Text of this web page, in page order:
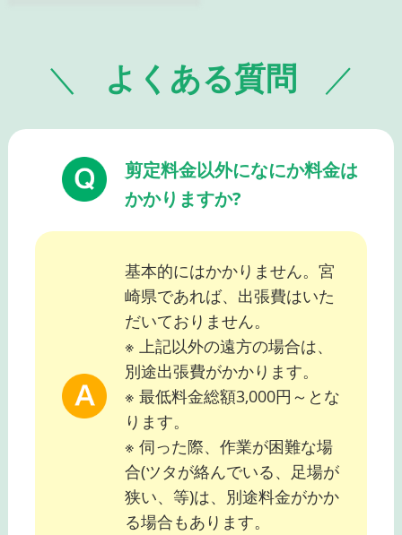
よくある質問
剪定料金以外になにか料金は
かかりますか?
基本的にはかかりません。宮
崎県であれば、出張費はいた
だいておりません。
※ 上記以外の遠方の場合は、
別途出張費がかかります。
※ 最低料金総額3,000円～とな
ります。
※ 伺った際、作業が困難な場
合(ツタが絡んでいる、足場が
狭い、等)は、別途料金がかか
る場合もあります。